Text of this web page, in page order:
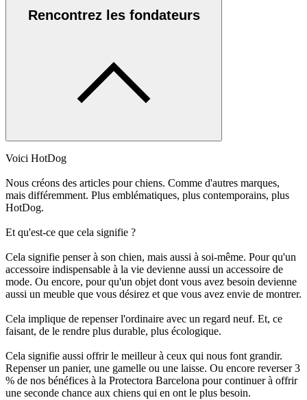
Rencontrez les fondateurs
Voici HotDog
Nous créons des articles pour chiens. Comme d'autres marques,
mais différemment. Plus emblématiques, plus contemporains, plus
HotDog.
Et qu'est-ce que cela signifie ?
Cela signifie penser à son chien, mais aussi à soi-même. Pour qu'un
accessoire indispensable à la vie devienne aussi un accessoire de
mode. Ou encore, pour qu'un objet dont vous avez besoin devienne
aussi un meuble que vous désirez et que vous avez envie de montrer.
Cela implique de repenser l'ordinaire avec un regard neuf. Et, ce
faisant, de le rendre plus durable, plus écologique.
Cela signifie aussi offrir le meilleur à ceux qui nous font grandir.
Repenser un panier, une gamelle ou une laisse. Ou encore reverser 3
% de nos bénéfices à la Protectora Barcelona pour continuer à offrir
une seconde chance aux chiens qui en ont le plus besoin.